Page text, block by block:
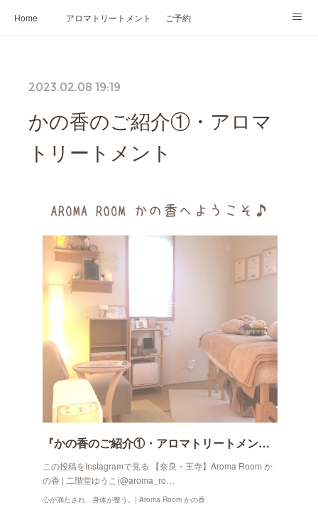
Home アロマトリートメント ご予約
プロフィール
2023.02.08 19:19
かの香のご紹介①・アロマ
トリートメント
『かの香のご紹介①・アロマトリートメント』
この投稿をInstagramで見る 【奈良・王寺】Aroma Room か
の香 | 二階堂ゆうこ(@aroma_ro…
心が満たされ、身体が整う。| Aroma Room かの香